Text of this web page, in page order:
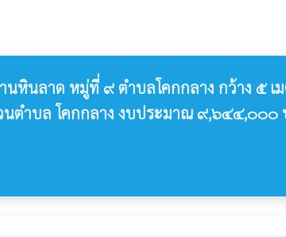
นลาด หมู่ที่ ๙ ตำบลโคกกลาง กว้าง ๕ เ
ตำบล โคกกลาง งบประมาณ ๙,๖๔๔,๐๐๐